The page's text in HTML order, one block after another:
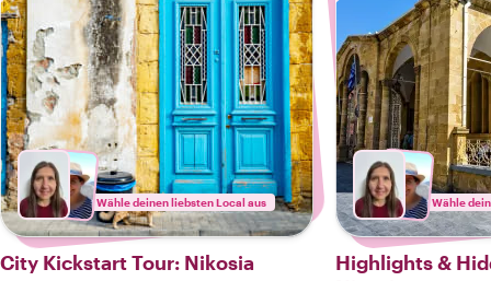
Wähle deinen liebsten Local aus
City Kickstart Tour: Nikosia
Wähle
Highlights &